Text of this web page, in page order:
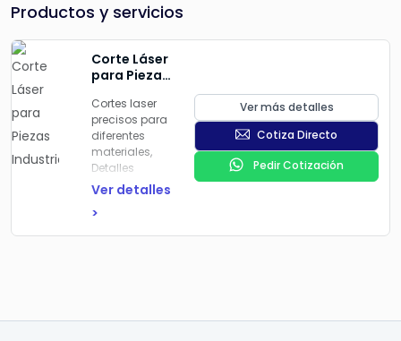
Productos y servicios
Corte Láser
para Piezas
Cortes laser
precisos para
diferentes
materiales,
Detalles
exactos y
impecables
en cada
Ver detalles
>
Ver más detalles
Cotiza Directo
Pedir Cotización